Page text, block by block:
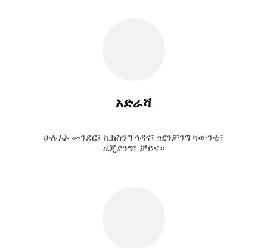
አድራሻ
ሁሉአኦ መንደር፣ ኪክስንግ ጎዳና፣ ዢንቻንግ ካውንቲ፣
ዜጂያንግ፣ ቻይና።